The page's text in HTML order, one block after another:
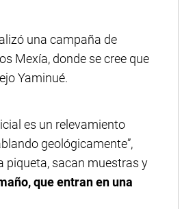
una campaña de
Mexía, donde se cree que
Yaminué.
es un relevamiento
geológicamente”,
piqueta, sacan muestras y
que entran en una